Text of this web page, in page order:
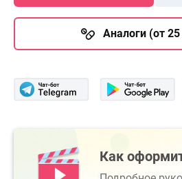
Аналоги (от
Как